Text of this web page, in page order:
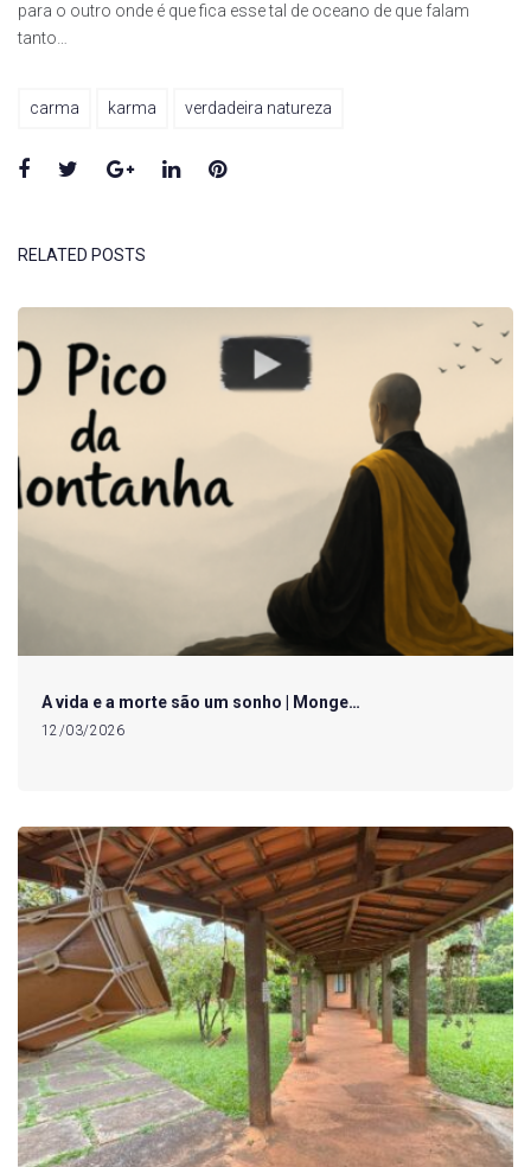
para o outro onde é que fica esse tal de oceano de que falam
tanto…
carma karma verdadeira natureza
Facebook
TwitterGoogle+LinkedInPinterest
RELATED POSTS
A vida e a morte são um sonho | Monge…
12/03/2026